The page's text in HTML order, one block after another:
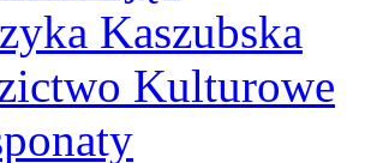
Kaszubska
Kulturowe